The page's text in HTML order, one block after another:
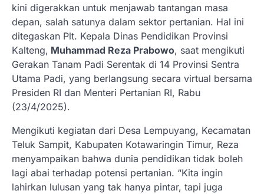
kini digerakkan untuk menjawab tantangan masa
depan, salah satunya dalam sektor pertanian. Hal ini
ditegaskan Plt. Kepala Dinas Pendidikan Provinsi
Kalteng, Muhammad Reza Prabowo, saat mengikuti
Gerakan Tanam Padi Serentak di 14 Provinsi Sentra
Utama Padi, yang berlangsung secara virtual bersama
Presiden RI dan Menteri Pertanian RI, Rabu
(23/4/2025).
Mengikuti kegiatan dari Desa Lempuyang, Kecamatan
Teluk Sampit, Kabupaten Kotawaringin Timur, Reza
menyampaikan bahwa dunia pendidikan tidak boleh
lagi abai terhadap potensi pertanian. “Kita ingin
lahirkan lulusan yang tak hanya pintar, tapi juga